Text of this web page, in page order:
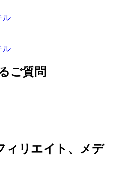
ル
ル
ご質問
ィリエイト、メデ